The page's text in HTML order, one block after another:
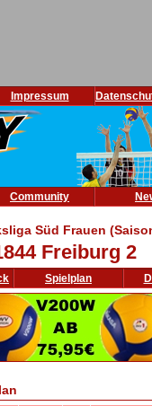
Impressum
Community
Süd Frauen
Freiburg 2
Spielplan